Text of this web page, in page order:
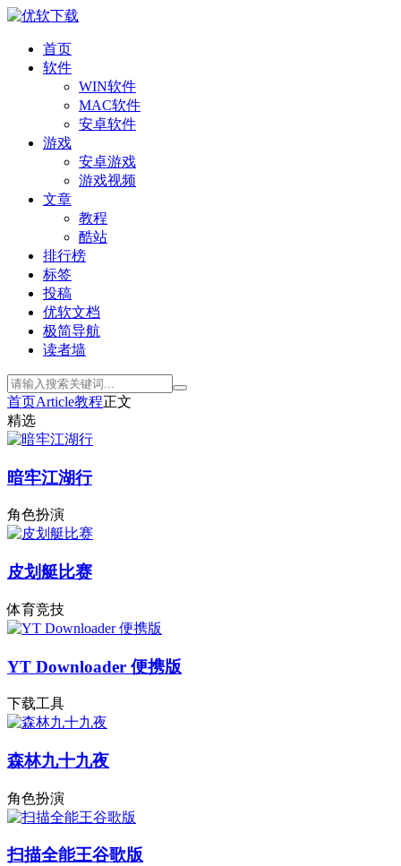
首页
软件
WIN软件
MAC软件
安卓软件
游戏
安卓游戏
游戏视频
文章
教程
酷站
排行榜
标签
投稿
优软文档
极简导航
读者墙
首页Article教程正文
精选
暗牢江湖行
角色扮演
皮划艇比赛
体育竞技
YT Downloader 便携版
下载工具
森林九十九夜
角色扮演
扫描全能王谷歌版